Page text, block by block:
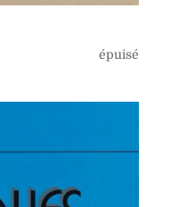
épuisé